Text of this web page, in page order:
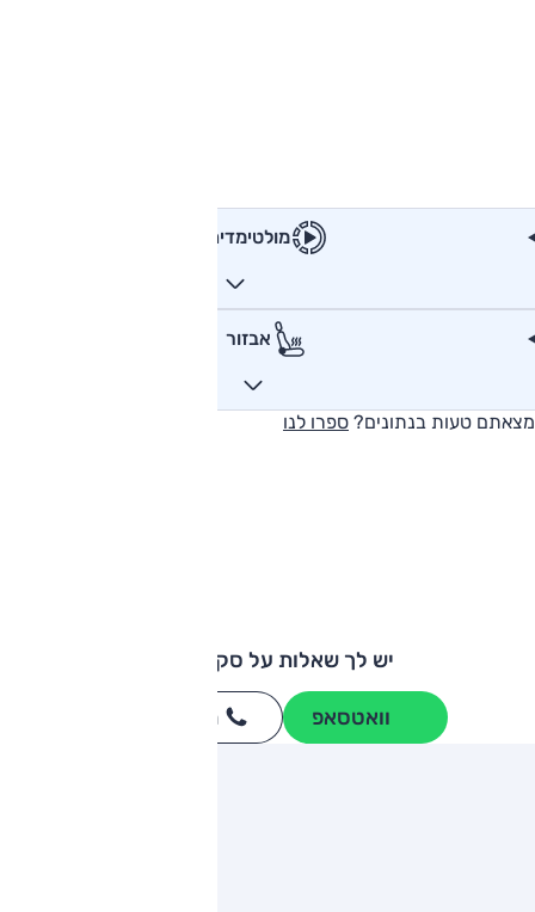
מולטימדיה
אבזור
מצאתם טעות בנתונים? ספרו לנו
יש לך שאלות על סקודה יטי?
וואטסאפ חייגו
מותגים מתחרים